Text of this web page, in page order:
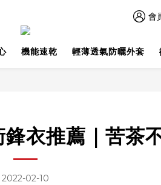
會
機能速乾 輕薄透氣防曬外套
衣推薦｜苦茶
2022-02-10